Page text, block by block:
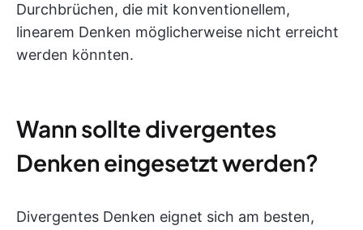
Durchbrüchen, die mit konventionellem,
linearem Denken möglicherweise nicht erreicht
werden könnten.
Wann sollte divergentes
Denken eingesetzt werden?
Divergentes Denken eignet sich am besten,